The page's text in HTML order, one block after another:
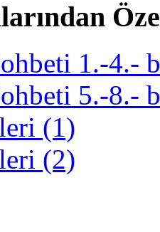
1.-4.-
5.-8.-
(1)
(2)